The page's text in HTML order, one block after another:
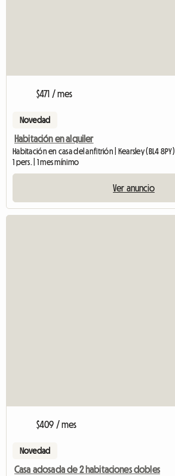
$471 / mes
Novedad
Habitación en alquiler
Habitación en casa del anfitrión | Kearsley (BL4 8PY)
1 pers. | 1 mes mínimo
Ver anuncio
$409 / mes
Novedad
Casa adosada de 2 habitaciones dobles